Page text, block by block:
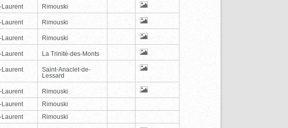
Laurent Rimouski
Laurent Rimouski
Laurent Rimouski
Laurent La Trinité-des-Monts
Laurent
Saint-Anaclet-de-
Lessard
Laurent
Rimouski
Laurent
Rimouski
Laurent Rimouski